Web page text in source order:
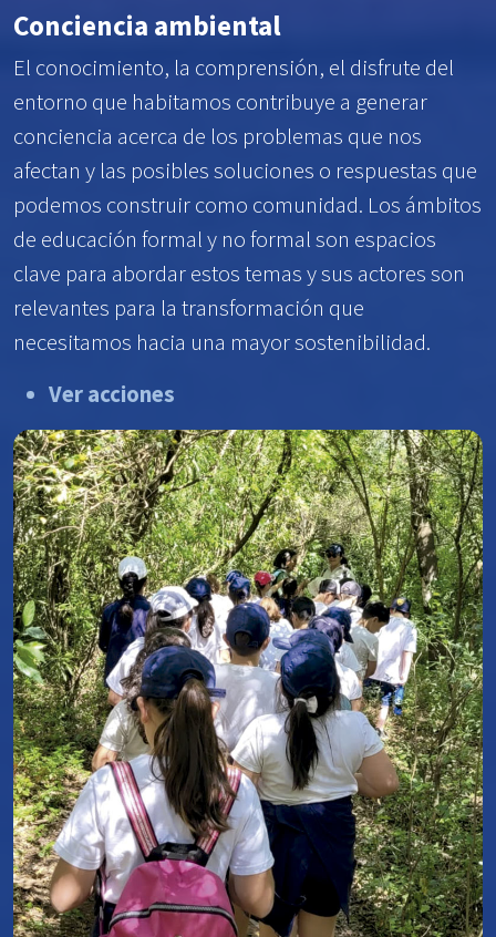
Conciencia ambiental
El conocimiento, la comprensión, el disfrute del
entorno que habitamos contribuye a generar
conciencia acerca de los problemas que nos
afectan y las posibles soluciones o respuestas que
podemos construir como comunidad. Los ámbitos
de educación formal y no formal son espacios
clave para abordar estos temas y sus actores son
relevantes para la transformación que
necesitamos hacia una mayor sostenibilidad.
Ver acciones